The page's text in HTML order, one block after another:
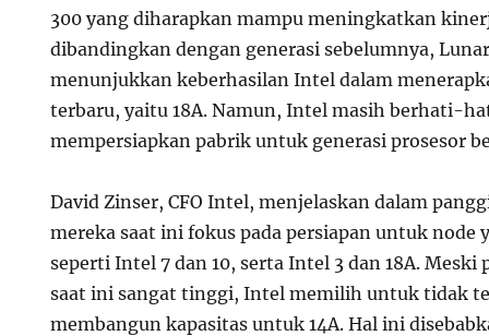
300 yang diharapkan mampu meningkatkan
dibandingkan dengan generasi sebelumnya,
menunjukkan keberhasilan Intel dalam
terbaru, yaitu 18A. Namun, Intel masih berhati-
mempersiapkan pabrik untuk generasi prosesor
David Zinser, CFO Intel, menjelaskan dalam
mereka saat ini fokus pada persiapan untuk node
seperti Intel 7 dan 10, serta Intel 3 dan 18A.
saat ini sangat tinggi, Intel memilih untuk tidak
membangun kapasitas untuk 14A. Hal ini